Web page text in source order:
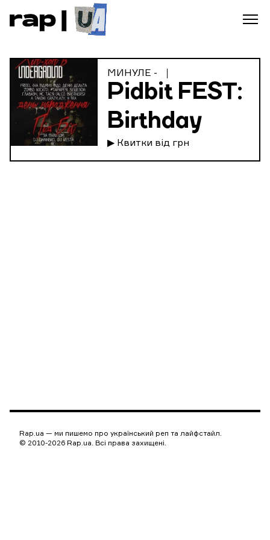
МИНУЛЕ -
Pidbit FEST:
Birthday
▶ Квитки від грн
Rap.ua — ми пишемо про український реп та лайфстайл.
© 2010-2026 Rap.ua. Всі права захищені.